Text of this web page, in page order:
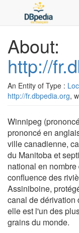
About:
http://
An Entity of Type :
http://fr.dbpedia.org,
Winnipeg
prononcé en
ville canadienne,
du Manitoba et
national en
confluence des
Assiniboine,
canal de dérivation
elle est l'un des
grains du monde.